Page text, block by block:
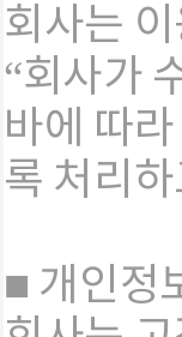
회사는
“회사가
바에 따
록 처리
■ 개인정